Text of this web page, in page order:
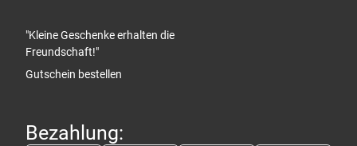
"Kleine Geschenke erhalten die
Freundschaft!"
Gutschein bestellen
Bezahlung: